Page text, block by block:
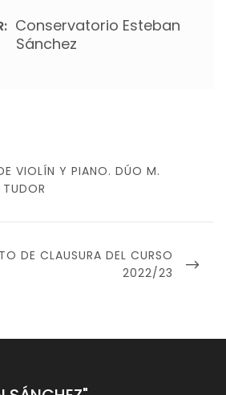
Conservatorio Esteban
Sánchez
VIOLÍN Y PIANO. DÚO M.
DE CLAUSURA DEL CURSO
2022/23